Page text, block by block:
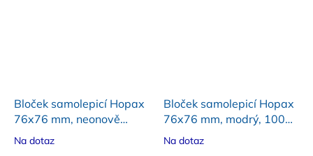
Bloček samolepicí Hopax
76x76 mm, neonově
zelený, 100 lístků
Na dotaz
Bloček samolepicí Hopax
76x76 mm, modrý, 100
lístků
Na dotaz